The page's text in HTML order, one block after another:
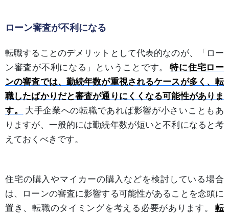
ローン審査が不利になる
転職することのデメリットとして代表的なのが、「ロー
ン審査が不利になる」ということです。
特に住宅ロー
ンの審査では、勤続年数が重視されるケースが多く、転
職したばかりだと審査が通りにくくなる可能性がありま
す。
大手企業への転職であれば影響が小さいこともあ
りますが、一般的には勤続年数が短いと不利になると考
えておくべきです。
住宅の購入やマイカーの購入などを検討している場合
は、ローンの審査に影響する可能性があることを念頭に
置き、転職のタイミングを考える必要があります。
転